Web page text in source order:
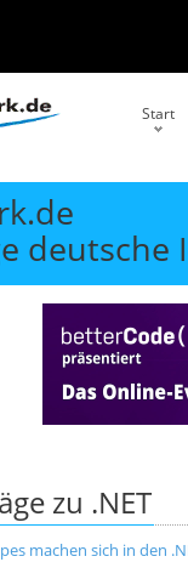
Start
deutsche
zu .NET
machen sich in den